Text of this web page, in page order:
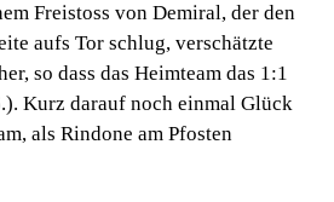
Freistoss von Demiral, der den
aufs Tor schlug, verschätzte
so dass das Heimteam das 1:1
Kurz darauf noch einmal Glück
als Rindone am Pfosten